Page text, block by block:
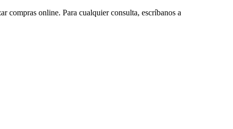
compras online. Para cualquier consulta, escríbanos a